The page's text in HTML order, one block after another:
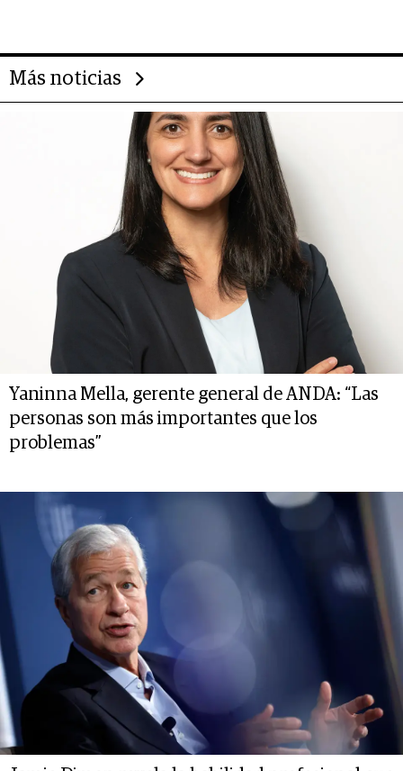
Más noticias
Yaninna Mella, gerente general de ANDA: “Las
personas son más importantes que los
problemas”